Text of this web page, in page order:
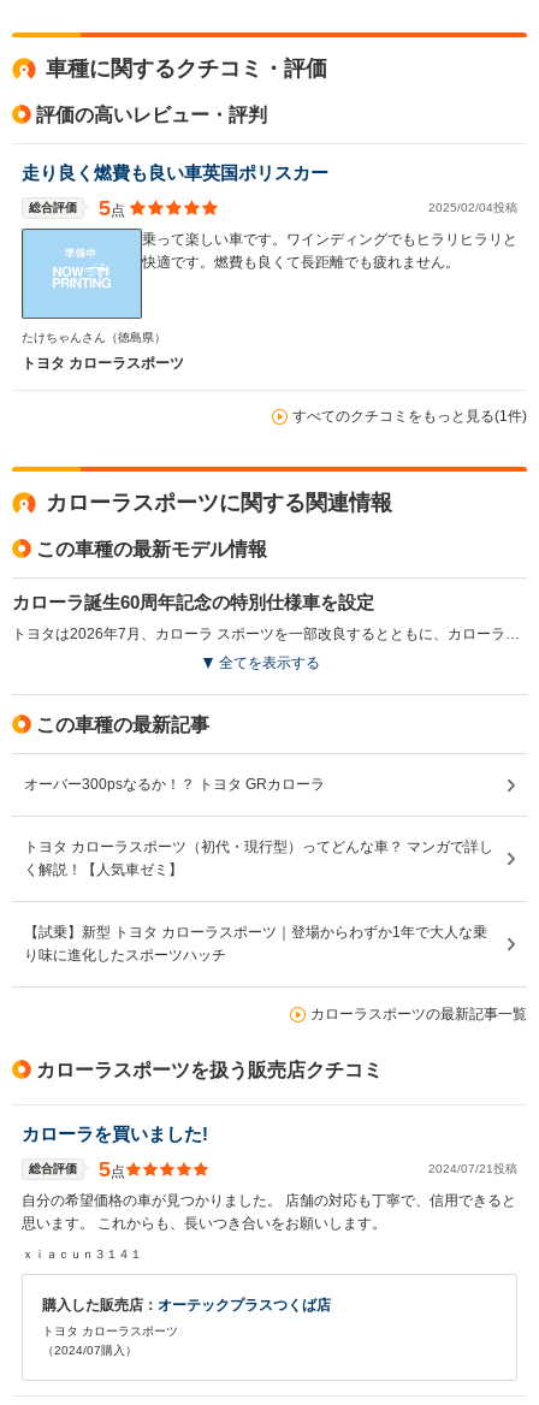
サイズ
(全長x全幅x全高)
駆動方式
全高
1.44m
全幅
1.75m
4.5m
34.0km/L
└高速道路:17.6～
FF、4WD
28.1km/L
33.1km/L
└高速道路:17.6～
28.2km/L
FF、4WD
9.0km/L
12.8km/L
車種に関するクチコミ・評価
評価の高いレビュー・評判
走り良く燃費も良い車英国ポリスカー
総合評価 5点 2025/02/04投稿
乗って楽しい車です。ワインディングでもヒラリヒラリと
快適です。燃費も良くて長距離でも疲れません。
たけちゃんさん （徳島県）
トヨタ カローラスポーツ
すべてのクチコミをもっと見る(1件)
カローラスポーツに関する関連情報
この車種の最新モデル情報
カローラ誕生60周年記念の特別仕様車を設定
トヨタは2026年7月、カローラ スポーツを一部改良するとともに、カローラ誕生60周年を記念した特別仕様車「G Z アクティブ エレガンス」を発売した。特別仕様車は専用内装色のシャトー×ブラックを採用した他、スモークシルバー加飾やアルミペダルを装備。さらに60周年記念ロゴステッカーやロゴマーク付きインストルメントパネルを備え、特別感を高めた。ボディカラーにはブラック×マスタードの専用色も設定された。一部改良では「G Z」グレードに225/40R18タイヤと18インチアルミホイールを標準装備し、商品力を向上。また、ダークブルーマイカやニュートラルブラックなどの新色に加え、ブラック×プラチナホワイトパールマイカ、ブラック×エモーショナルレッドIIIといったツートーンカラーも追加された。（2026.7）
全てを表示する
この車種の最新記事
オーバー300psなるか！？ トヨタ GRカローラ
トヨタ カローラスポーツ（初代・現行型）ってどんな車？ マンガで詳し
く解説！【人気車ゼミ】
【試乗】新型 トヨタ カローラスポーツ｜登場からわずか1年で大人な乗
り味に進化したスポーツハッチ
カローラスポーツの最新記事一覧
カローラスポーツを扱う販売店クチコミ
カローラを買いました!
総合評価 5点 2024/07/21投稿
自分の希望価格の車が見つかりました。 店舗の対応も丁寧で、信用できると
思います。 これからも、長いつき合いをお願いします。
ｘｉａｃｕｎ３１４１
購入した販売店： オーテックプラスつくば店
トヨタ カローラスポーツ
（2024/07購入）